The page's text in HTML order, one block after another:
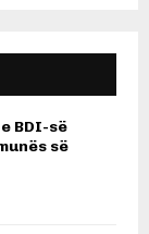
BDI-së
së